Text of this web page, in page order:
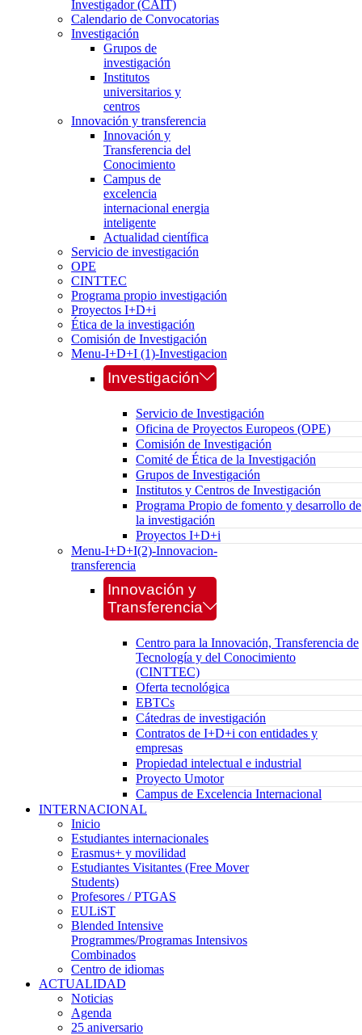
Investigador (CAIT)
Calendario de Convocatorias
Investigación
Grupos de
investigación
Institutos
universitarios y
centros
Innovación y transferencia
Innovación y
Transferencia del
Conocimiento
Campus de
excelencia
internacional energia
inteligente
Actualidad científica
Servicio de investigación
OPE
CINTTEC
Programa propio investigación
Proyectos I+D+i
Ética de la investigación
Comisión de Investigación
Menu-I+D+I (1)-Investigacion
Investigación
Servicio de Investigación
Oficina de Proyectos Europeos (OPE)
Comisión de Investigación
Comité de Ética de la Investigación
Grupos de Investigación
Institutos y Centros de Investigación
Programa Propio de fomento y desarrollo de
la investigación
Proyectos I+D+i
Menu-I+D+I(2)-Innovacion-
transferencia
Innovación y
Transferencia
Centro para la Innovación, Transferencia de
Tecnología y del Conocimiento
(CINTTEC)
Oferta tecnológica
EBTCs
Cátedras de investigación
Contratos de I+D+i con entidades y
empresas
Propiedad intelectual e industrial
Proyecto Umotor
Campus de Excelencia Internacional
INTERNACIONAL
Inicio
Estudiantes internacionales
Erasmus+ y movilidad
Estudiantes Visitantes (Free Mover
Students)
Profesores / PTGAS
EULiST
Blended Intensive
Programmes/Programas Intensivos
Combinados
Centro de idiomas
ACTUALIDAD
Noticias
Agenda
25 aniversario